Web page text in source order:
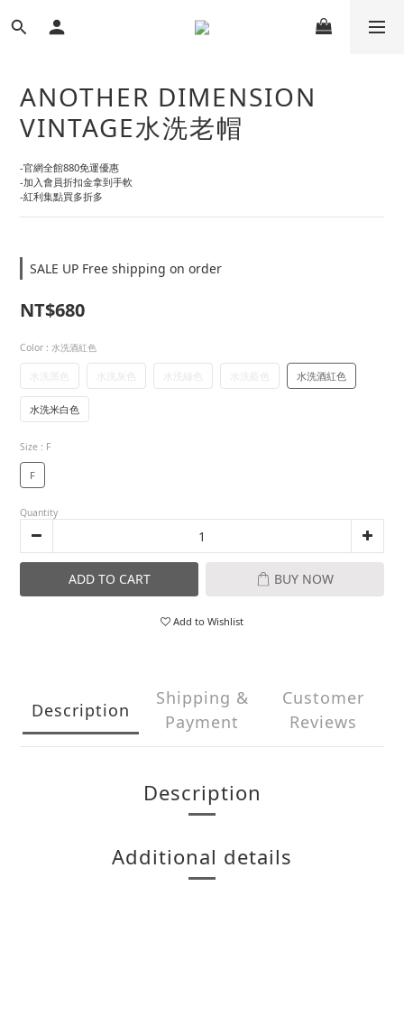
ANOTHER DIMENSION
VINTAGE水洗老帽
-官網全館880免運優惠
-加入會員折扣金拿到手軟
-紅利集點買多折多
SALE UP Free shipping on order
NT$680
Color : 水洗酒紅色
水洗黑色 水洗灰色 水洗綠色 水洗藍色 水洗酒紅色
水洗米白色
Size : F
F
Quantity
ADD TO CART BUY NOW
Add to Wishlist
Description
Shipping &
Payment
Customer
Reviews
Description
Additional details